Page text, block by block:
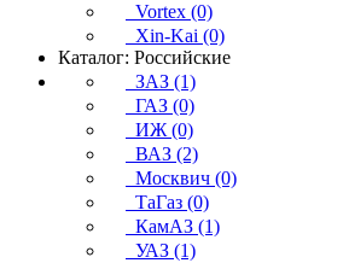
Vortex (0)
Xin-Kai (0)
Каталог: Российские
ЗАЗ (1)
ГАЗ (0)
ИЖ (0)
ВАЗ (2)
Москвич (0)
ТаГаз (0)
КамАЗ (1)
УАЗ (1)